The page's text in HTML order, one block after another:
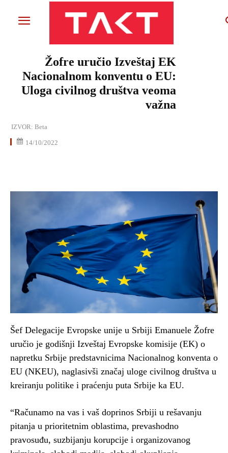
Žofre uručio Izveštaj EK
Nacionalnom konventu o EU:
Uloga civilnog društva veoma
važna
IZVOR: Beta
14/10/2022
Šef Delegacije Evropske unije u Srbiji Emanuele Žofre
uručio je godišnji Izveštaj Evropske komisije (EK) o
napretku Srbije predstavnicima Nacionalnog konventa o
EU (NKEU), naglasivši značaj uloge civilnog društva u
kreiranju politike i praćenju puta Srbije ka EU.
“Računamo na vas i vaš doprinos Srbiji u rešavanju
pitanja u prioritetnim oblastima, prevashodno
pravosuđu, suzbijanju korupcije i organizovanog